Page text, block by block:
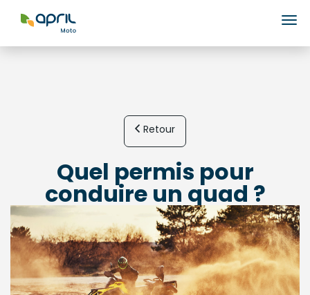
Retour
Quel permis pour
conduire un quad ?